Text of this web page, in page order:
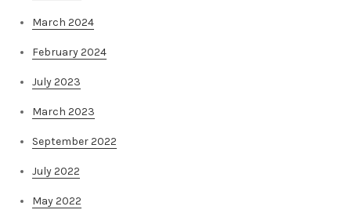
March 2024
February 2024
July 2023
March 2023
September 2022
July 2022
May 2022